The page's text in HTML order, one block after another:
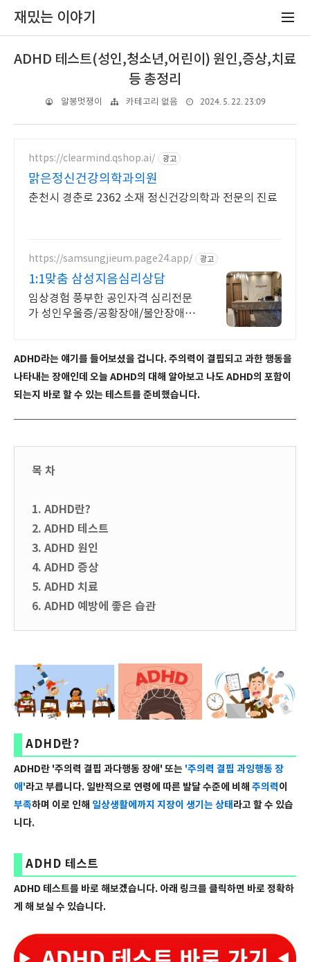
재밌는 이야기
ADHD 테스트(성인,청소년,어린이) 원인,증상,치료
등 총정리
알봉멋쟁이 카테고리 없음 2024. 5. 22. 23:09
https://clearmind.qshop.ai/ 광고
맑은정신건강의학과의원
춘천시 경춘로 2362 소재 정신건강의학과 전문의 진료
https://samsungjieum.page24.app/ 광고
1:1맞춤 삼성지음심리상담
임상경험 풍부한 공인자격 심리전문
가 성인우울증/공황장애/불안장애/
ADHD라는 얘기를 들어보셨을 겁니다. 주의력이 결핍되고 과한 행동을
나타내는 장애인데 오늘 ADHD의 대해 알아보고 나도 ADHD의 포함이
되는지 바로 할 수 있는 테스트를 준비했습니다.
목 차
1. ADHD란?
2. ADHD 테스트
3. ADHD 원인
4. ADHD 증상
5. ADHD 치료
6. ADHD 예방에 좋은 습관
ADHD란?
ADHD란 '주의력 결핍 과다행동 장애' 또는 '주의력 결핍 과잉행동 장
애'라고 부릅니다. 일반적으로 연령에 따른 발달 수준에 비해 주의력이
부족하며 이로 인해 일상생활에까지 지장이 생기는 상태 라고 할 수 있습
니다.
ADHD 테스트
ADHD 테스트를 바로 해보겠습니다. 아래 링크를 클릭하면 바로 정확하
게 해 보실 수 있습니다.